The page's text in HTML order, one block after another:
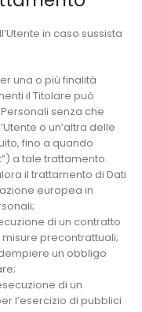
in caso sussista
una o più finalità
il Titolare può
senza che
o un’altra delle
fino a quando
a tale trattamento.
il trattamento di Dati
europea in
di un contratto
misure precontrattuali;
un obbligo
di un
l’esercizio di pubblici